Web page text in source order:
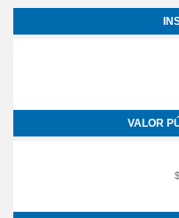
VALOR